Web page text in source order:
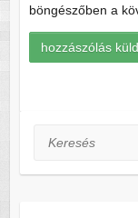
böngészőben a
Keresés